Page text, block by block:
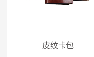
皮纹卡包